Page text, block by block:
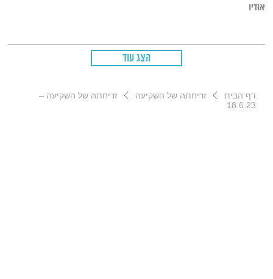
אודיו
הצג עוד
דף הבית זריחתה של השקיעה
זריחתה של השקיעה –
18.6.23